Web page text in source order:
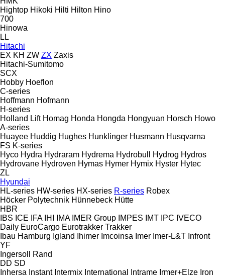
Hightop Hikoki Hilti Hilton Hino
700
Hinowa
LL
Hitachi
EX KH ZW ZX Zaxis
Hitachi-Sumitomo
SCX
Hobby Hoeflon
C-series
Hoffmann Hofmann
H-series
Holland Lift Homag Honda Hongda Hongyuan Horsch Howo
A-series
Huayee Huddig Hughes Hunklinger Husmann Husqvarna
FS K-series
Hyco Hydra Hydraram Hydrema Hydrobull Hydrog Hydros
Hydrovane Hydroven Hymas Hymer Hymix Hyster Hytec
ZL
Hyundai
HL-series HW-series HX-series R-series Robex
Höcker Polytechnik Hünnebeck Hütte
HBR
IBS ICE IFA IHI IMA IMER Group IMPES IMT IPC IVECO
Daily EuroCargo Eurotrakker Trakker
Ibau Hamburg Igland Ihimer Imcoinsa Imer Imer-L&T Infront
YF
Ingersoll Rand
DD SD
Inhersa Instant Intermix International Intrame Irmer+Elze Iron